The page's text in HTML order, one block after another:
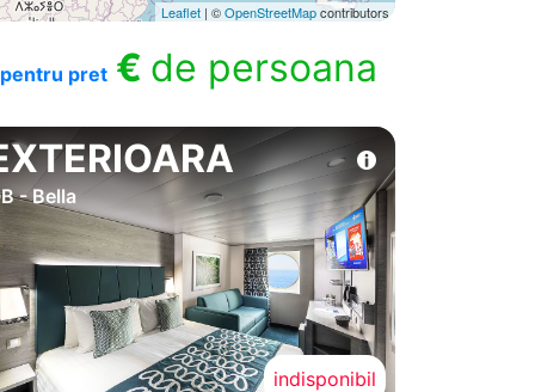
Leaflet | ©OpenStreetMapcontributors
pret € de persoana
- Bella
indisponibil